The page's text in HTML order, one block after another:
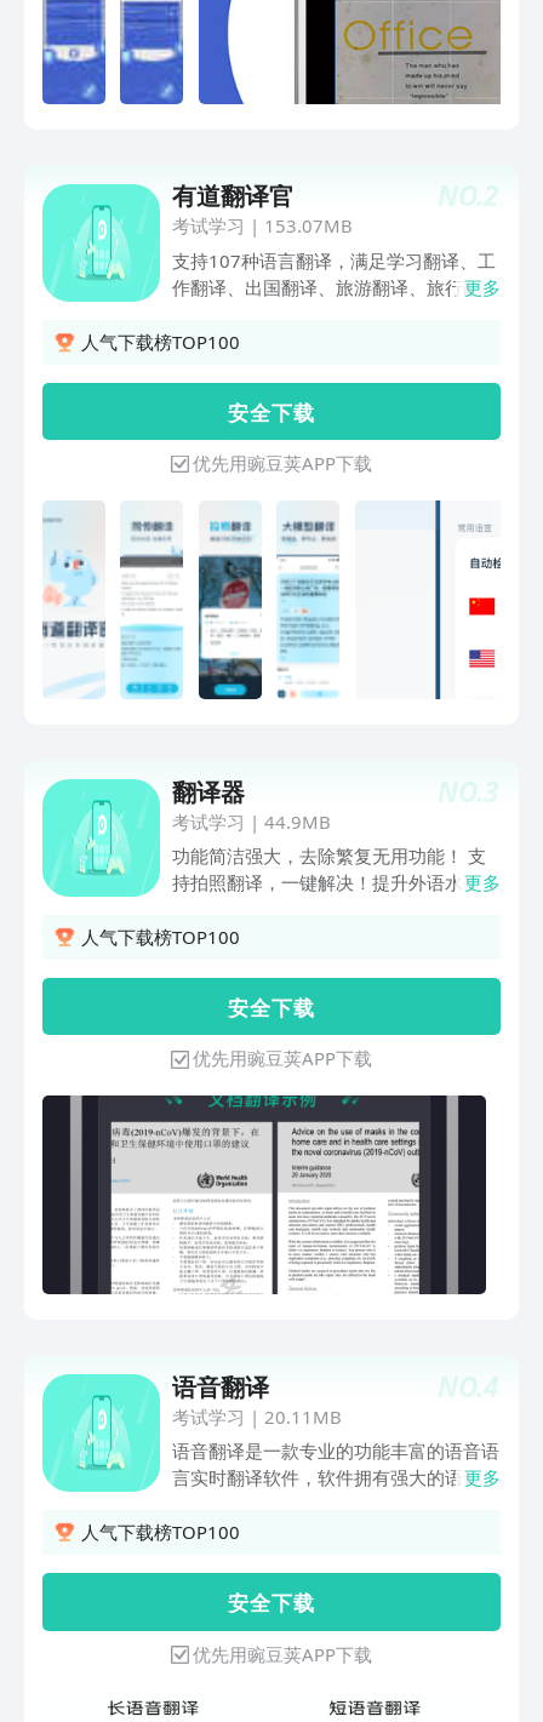
态，不同场合都能用。中英双语对照阅读
特别方便，长句子也能译得自然通顺。
【中英互译】功能超强大！商务会议、旅
游购物都能应对自如。中文菜单译英文，
出国必备的神器！带上它，走遍世界都不
怕语言难关啦！
NO.2
有道翻译官
考试学习 | 153.07MB
支持107种语言翻译，满足学习翻译、工
作翻译、出国翻译、旅游翻译、旅行翻译
翻译、实景AR翻译、在线翻译、离线翻
相比传统的机器翻译，翻译准确率显著提
升，翻译更准确。学英语用网易有道词
典，翻译就用有道翻译官。 【翻译功
能】 翻译语种：支持英语、日语、韩
语、法语、俄语、西班牙语等107种语言
翻译，覆盖186个国家，英语翻译、出国
翻译、旅行翻译、旅游购物都不用担心。
离线翻译：支持离线翻译功能的免费词典
翻译应用，出国旅游旅行没有网络也能正
常翻译英语、日语、韩语、法语、西班牙
语、葡萄牙语、越南语等。 AR翻译：实
头取词和拍照翻译功能，一拍即译，无需
手动输入便可快速翻译英语、日语等多种
语言，满足出国翻译、旅行翻译、旅游购
物翻译、英语学习翻译等需求。 文本翻
译：输入文本即可翻译，支持107种语言
翻译。 表情翻译：逗趣的表情翻译，让
更多
人气下载榜TOP100
安 全 下 载
优先用豌豆荚APP下载
NO.3
翻译器
考试学习 | 44.9MB
功能简洁强大，去除繁复无用功能！ 支
持拍照翻译，一键解决！提升外语水平的
译，外语变得轻松有趣！当您在旅行中预
函或会议资料的翻译时……无论您需要哪
种翻译，我们都能随时轻松解决！
更多
人气下载榜TOP100
安 全 下 载
优先用豌豆荚APP下载
NO.4
语音翻译
考试学习 | 20.11MB
语音翻译是一款专业的功能丰富的语音语
言实时翻译软件，软件拥有强大的语音识
成翻译工作，为用户提供语音翻译、文本
足了用户对中英互译和同声翻译的需求，
也让语音翻译成为出国旅行翻译和语言学
习不可或缺的翻译助手。【功能介绍】●
更多
人气下载榜TOP100
安 全 下 载
优先用豌豆荚APP下载